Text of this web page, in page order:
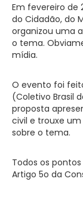
Em fevereiro de
do Cidadão, do
organizou uma
o tema.
mídia.
O evento foi
(Coletivo Brasil
proposta
civil e trouxe
sobre o tema.
Todos os
Artigo 5o da